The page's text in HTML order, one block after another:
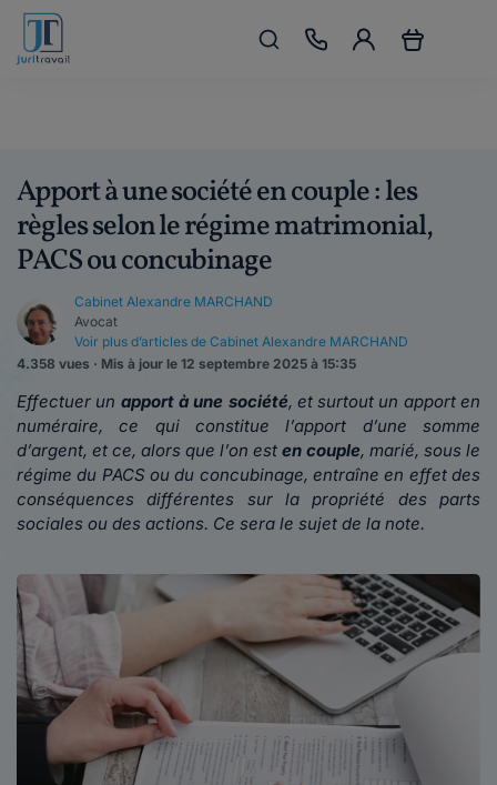
Apport à une société en couple : les
règles selon le régime matrimonial,
PACS ou concubinage
Cabinet Alexandre MARCHAND
Avocat
Voir plus d’articles de Cabinet Alexandre MARCHAND
4.358 vues · Mis à jour le 12 septembre 2025 à 15:35
Effectuer un apport à une société, et surtout un apport en
numéraire, ce qui constitue l’apport d’une somme
d’argent, et ce, alors que l’on est en couple, marié, sous le
régime du PACS ou du concubinage, entraîne en effet des
conséquences différentes sur la propriété des parts
sociales ou des actions. Ce sera le sujet de la note.